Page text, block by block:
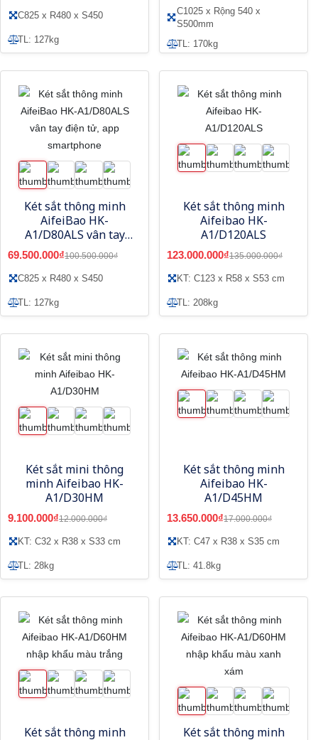
C825 x R480 x S450
TL: 127kg
C1025 x Rộng 540 x
S500mm
TL: 170kg
Két sắt thông minh
AifeiBao HK-
A1/D80ALS vân tay
điện tử, app
smartphone
69.500.000₫100.500.000₫
C825 x R480 x S450
TL: 127kg
Két sắt thông minh
Aifeibao HK-
A1/D120ALS
123.000.000₫135.000.000₫
KT: C123 x R58 x S53 cm
TL: 208kg
Két sắt mini thông
minh Aifeibao HK-
A1/D30HM
9.100.000₫12.000.000₫
KT: C32 x R38 x S33 cm
TL: 28kg
Két sắt thông minh
Aifeibao HK-
A1/D45HM
13.650.000₫17.000.000₫
KT: C47 x R38 x S35 cm
TL: 41.8kg
Két sắt thông minh
Két sắt thông minh